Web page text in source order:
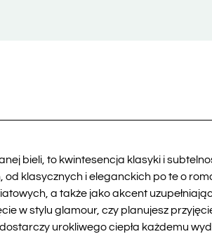
bieli, to kwintesencja klasyki i
klasycznych i eleganckich po te o
a także jako akcent
w stylu glamour, czy planujesz
urokliwego ciepła każdemu